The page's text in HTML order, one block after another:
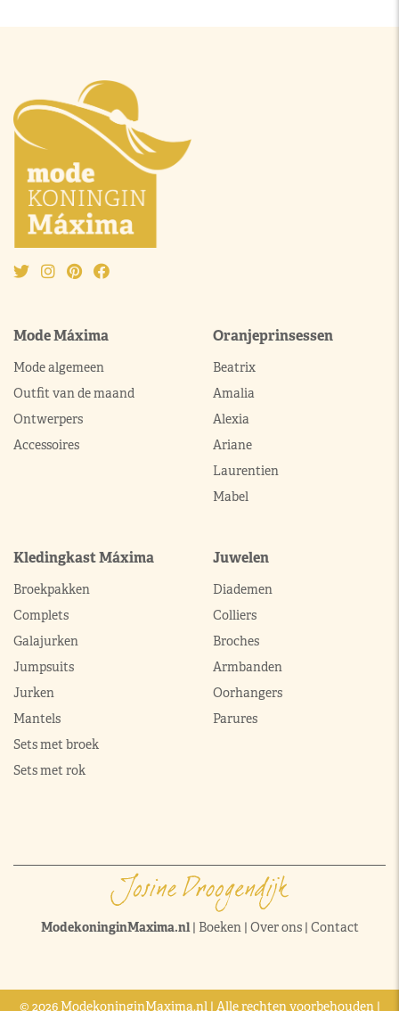
Mode Máxima
Mode algemeen
Outfit van de maand
Ontwerpers
Accessoires
Oranjeprinsessen
Beatrix
Amalia
Alexia
Ariane
Laurentien
Mabel
Kledingkast Máxima
Broekpakken
Complets
Galajurken
Jumpsuits
Jurken
Mantels
Sets met broek
Sets met rok
Juwelen
Diademen
Colliers
Broches
Armbanden
Oorhangers
Parures
ModekoninginMaxima.nl| Boeken| Over ons| Contact
© 2026 ModekoninginMaxima.nl | Alle rechten voorbehouden |